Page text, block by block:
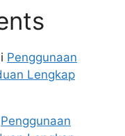
Penggunaan
Lengkap
Penggunaan